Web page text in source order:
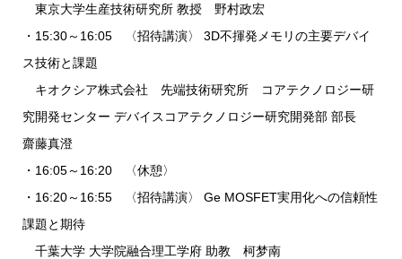
東京大学生産技術研究所 教授 野村政宏
・15:30～16:05 〈招待講演〉 3D不揮発メモリの主要デバイ
ス技術と課題
キオクシア株式会社 先端技術研究所 コアテクノロジー研
究開発センター デバイスコアテクノロジー研究開発部 部長
齋藤真澄
・16:05～16:20 〈休憩〉
・16:20～16:55 〈招待講演〉 Ge MOSFET実用化への信頼性
課題と期待
千葉大学 大学院融合理工学府 助教 柯梦南